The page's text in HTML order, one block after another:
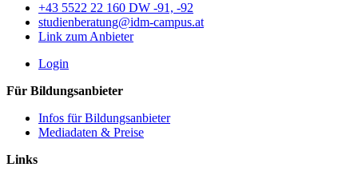
+43 5522 22 160 DW -91, -92
studienberatung@idm-campus.at
Link zum Anbieter
Login
Für Bildungsanbieter
Infos für Bildungsanbieter
Mediadaten & Preise
Links